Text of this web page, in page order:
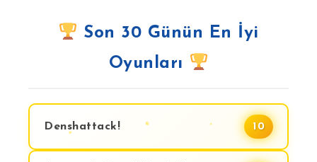
Son 30 Günün En İyi
Oyunları
Denshattack! 10